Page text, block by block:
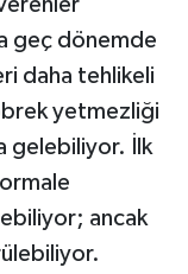
geç dönemde
daha tehlikeli
yetmezliği
gelebiliyor. İlk
ancak